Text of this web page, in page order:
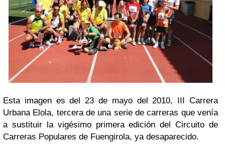
Esta imagen es del 23 de mayo del 2010, III Carrera
Urbana Elola, tercera de una serie de carreras que venía
a sustituir la vigésimo primera edición del Circuito de
Carreras Populares de Fuengirola, ya desaparecido.